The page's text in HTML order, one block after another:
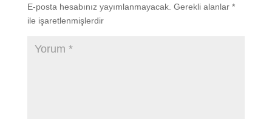
E-posta hesabınız yayımlanmayacak. Gerekli alanlar *
ile işaretlenmişlerdir